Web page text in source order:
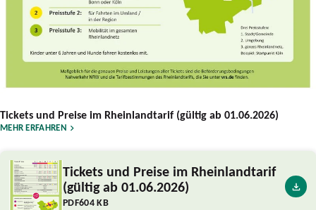
Tickets und Preise im Rheinlandtarif (gültig ab 01.06.2026)
MEHR ERFAHREN
Tickets und Preise im Rheinlandtarif
(gültig ab 01.06.2026)
PDF604 KB